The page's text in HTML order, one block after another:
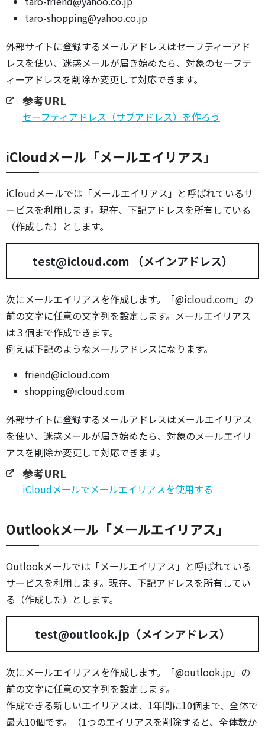
taro-shopping@yahoo.co.jp
外部サイトに登録するメールアドレスはセーフティーアド
レスを使い、迷惑メールが届き始めたら、対象のセーフテ
ィーアドレスを削除か変更して対応できます。
参考URL
セーフティアドレス（サブアドレス）を作ろう
iCloudメール「メールエイリアス」
iCloudメールでは「メールエイリアス」と呼ばれているサ
ービスを利用します。現在、下記アドレスを所有している
（作成した）とします。
test@icloud.com （メインアドレス）
次にメールエイリアスを作成します。「@icloud.com」の
前の文字に任意の文字列を設定します。メールエイリアス
は３個まで作成できます。
例えば下記のようなメールアドレスになります。
friend@icloud.com
shopping@icloud.com
外部サイトに登録するメールアドレスはメールエイリアス
を使い、迷惑メールが届き始めたら、対象のメールエイリ
アスを削除か変更して対応できます。
参考URL
iCloudメールでメールエイリアスを使用する
Outlookメール「メールエイリアス」
Outlookメールでは「メールエイリアス」と呼ばれている
サービスを利用します。現在、下記アドレスを所有してい
る（作成した）とします。
test@outlook.jp（メインアドレス）
次にメールエイリアスを作成します。「@outlook.jp」の
前の文字に任意の文字列を設定します。
作成できる新しいエイリアスは、1年間に10個まで、全体で
最大10個です。（1つのエイリアスを削除すると、全体数か